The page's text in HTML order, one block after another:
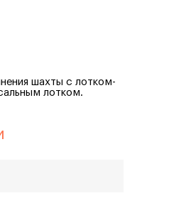
шахты с лотком-
лотком.